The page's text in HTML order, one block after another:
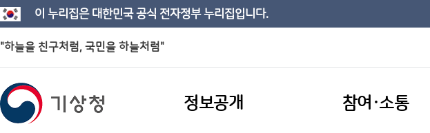
이 누리집은 대한민국 공식 전자정부 누리집입니다.
"하늘을 친구처럼, 국민을 하늘처럼"
정보공개 참여·소통